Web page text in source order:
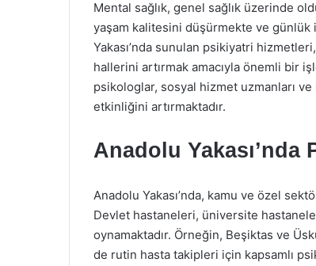
Mental sağlık, genel sağlık üzerinde
yaşam kalitesini düşürmekte ve
Yakası’nda sunulan psikiyatri
hallerini artırmak amacıyla önemli bir
psikologlar, sosyal hizmet uzmanları
etkinliğini artırmaktadır.
Anadolu Yakası’nda
Anadolu Yakası’nda, kamu ve özel
Devlet hastaneleri, üniversite
oynamaktadır. Örneğin, Beşiktas ve
de rutin hasta takipleri için kapsamlı